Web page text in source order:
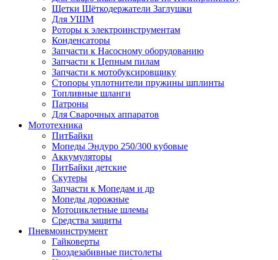
Щетки Щёткодержатели Заглушки
Для УШМ
Роторы к электроинструментам
Конденсаторы
Запчасти к Насосному оборудованию
Запчасти к Цепным пилам
Запчасти к мотобуксировщику
Стопоры уплотнители пружины шплинты
Топливные шланги
Патроны
Для Сварочных аппаратов
Мототехника
ПитБайки
Мопеды Эндуро 250/300 кубовые
Аккумуляторы
ПитБайки детские
Скутеры
Запчасти к Мопедам и др
Мопеды дорожные
Мотоциклетные шлемы
Средства защиты
Пневмоинструмент
Гайковерты
Гвоздезабивные пистолеты